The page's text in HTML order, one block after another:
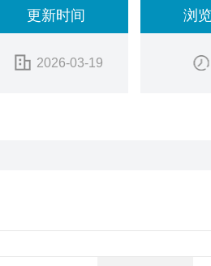
更新时间
2026-03-19
浏